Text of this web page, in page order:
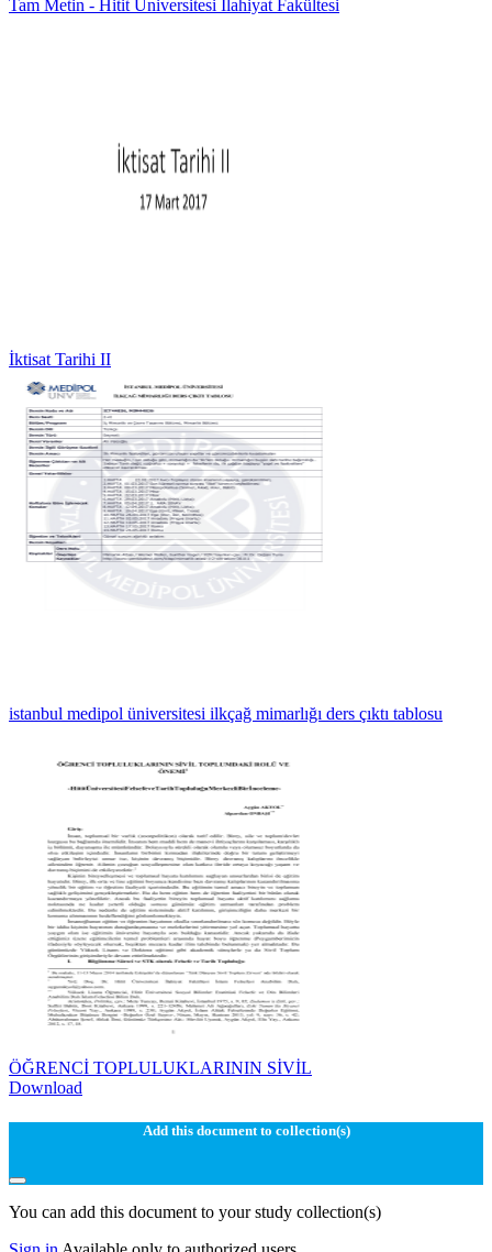
Tam Metin - Hitit Üniversitesi İlahiyat Fakültesi
İktisat Tarihi II
istanbul medipol üniversitesi ilkçağ mimarlığı ders çıktı tablosu
ÖĞRENCİ TOPLULUKLARININ SİVİL
Download
Add this document to collection(s)
You can add this document to your study collection(s)